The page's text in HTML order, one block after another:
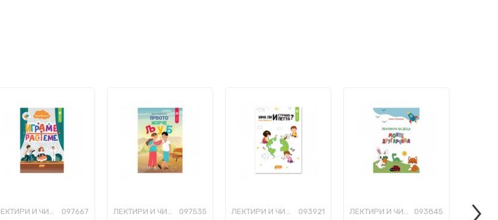
ЛЕКТИРИ И ЧИТАНКИ ЗА ОСНОВНО ОБРАЗОВАНИЕ 097667 ЛЕКТИРИ И ЧИТАНКИ ЗА ОСНОВНО ОБРАЗОВАНИЕ 097535 ЛЕКТИРИ И ЧИТАНКИ ЗА ОСНОВНО ОБРАЗОВАНИЕ 093921 ЛЕКТИРИ И ЧИТАНКИ ЗА ОСНОВНО ОБРАЗОВАНИЕ 093845